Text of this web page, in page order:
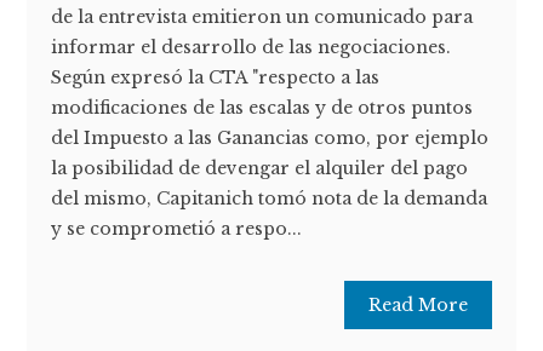
de la entrevista emitieron un comunicado para
informar el desarrollo de las negociaciones.
Según expresó la CTA "respecto a las
modificaciones de las escalas y de otros puntos
del Impuesto a las Ganancias como, por ejemplo
la posibilidad de devengar el alquiler del pago
del mismo, Capitanich tomó nota de la demanda
y se comprometió a respo...
Read More